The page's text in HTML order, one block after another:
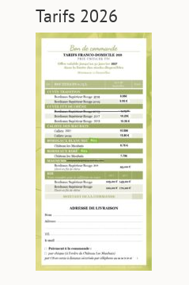
Tarifs 2026